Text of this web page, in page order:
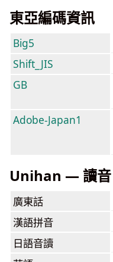
東亞編碼資訊
Big5
Shift_JIS
GB
Adobe-Japan1
Unihan — 讀音
廣東話
漢語拼音
日語音讀